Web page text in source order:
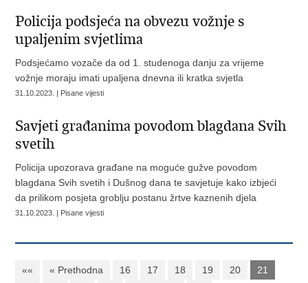
Policija podsjeća na obvezu vožnje s
upaljenim svjetlima
Podsjećamo vozače da od 1. studenoga danju za vrijeme
vožnje moraju imati upaljena dnevna ili kratka svjetla
31.10.2023. | Pisane vijesti
Savjeti građanima povodom blagdana Svih
svetih
Policija upozorava građane na moguće gužve povodom
blagdana Svih svetih i Dušnog dana te savjetuje kako izbjeći
da prilikom posjeta groblju postanu žrtve kaznenih djela
31.10.2023. | Pisane vijesti
«« « Prethodna 16 17 18 19 20
21